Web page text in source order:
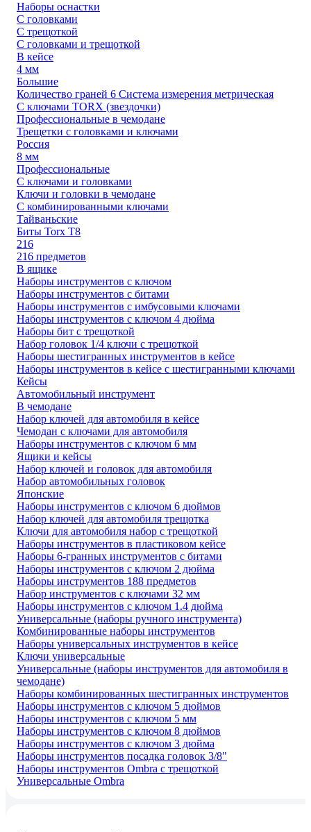
Наборы оснастки
С головками
С трещоткой
С головками и трещоткой
В кейсе
4 мм
Большие
Количество граней 6 Система измерения метрическая
С ключами TORX (звездочки)
Профессиональные в чемодане
Трещетки с головками и ключами
Россия
8 мм
Профессиональные
С ключами и головками
Ключи и головки в чемодане
С комбинированными ключами
Тайваньские
Биты Torx T8
216
216 предметов
В ящике
Наборы инструментов с ключом
Наборы инструментов с битами
Наборы инструментов с имбусовыми ключами
Наборы инструментов с ключом 4 дюйма
Наборы бит с трещоткой
Набор головок 1/4 ключи с трещоткой
Наборы шестигранных инструментов в кейсе
Наборы инструментов в кейсе с шестигранными ключами
Кейсы
Автомобильный инструмент
В чемодане
Набор ключей для автомобиля в кейсе
Чемодан с ключами для автомобиля
Наборы инструментов с ключом 6 мм
Ящики и кейсы
Набор ключей и головок для автомобиля
Набор автомобильных головок
Японские
Наборы инструментов с ключом 6 дюймов
Набор ключей для автомобиля трещотка
Ключи для автомобиля набор с трещоткой
Наборы инструментов в пластиковом кейсе
Наборы 6-гранных инструментов с битами
Наборы инструментов с ключом 2 дюйма
Наборы инструментов 188 предметов
Набор инструментов с ключами 32 мм
Наборы инструментов с ключом 1.4 дюйма
Универсальные (наборы ручного инструмента)
Комбинированные наборы инструментов
Наборы универсальных инструментов в кейсе
Ключи универсальные
Универсальные (наборы инструментов для автомобиля в
чемодане)
Наборы комбинированных шестигранных инструментов
Наборы инструментов с ключом 5 дюймов
Наборы инструментов с ключом 5 мм
Наборы инструментов с ключом 8 дюймов
Наборы инструментов с ключом 3 дюйма
Наборы инструментов посадка головок 3/8"
Наборы инструментов Ombra с трещоткой
Универсальные Ombra